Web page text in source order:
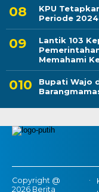
KPU
Periode
Lantik 103
Memahami
Bupati Wajo
Copyright @
2026 Berita